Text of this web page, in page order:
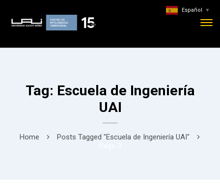
Tag: Escuela de Ingeniería
UAI
Home
Posts Tagged "Escuela de Ingeniería UAI"
Español ▼